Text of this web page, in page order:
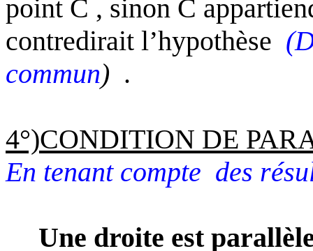
point C , sinon C
contredirait l’hypothèse (
commun) .
4°)CONDITION DE
En tenant compte des
Une droite est